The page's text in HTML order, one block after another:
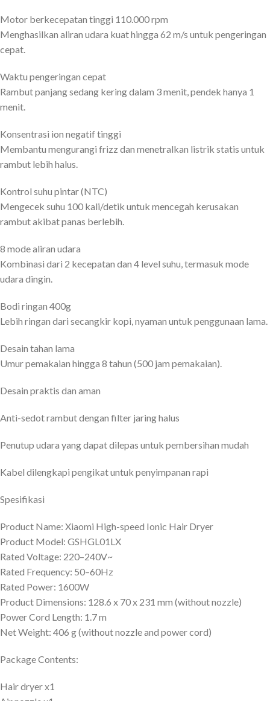
Motor berkecepatan tinggi 110.000 rpm
Menghasilkan aliran udara kuat hingga 62 m/s untuk pengeringan
cepat.
Waktu pengeringan cepat
Rambut panjang sedang kering dalam 3 menit, pendek hanya 1
menit.
Konsentrasi ion negatif tinggi
Membantu mengurangi frizz dan menetralkan listrik statis untuk
rambut lebih halus.
Kontrol suhu pintar (NTC)
Mengecek suhu 100 kali/detik untuk mencegah kerusakan
rambut akibat panas berlebih.
8 mode aliran udara
Kombinasi dari 2 kecepatan dan 4 level suhu, termasuk mode
udara dingin.
Bodi ringan 400g
Lebih ringan dari secangkir kopi, nyaman untuk penggunaan lama.
Desain tahan lama
Umur pemakaian hingga 8 tahun (500 jam pemakaian).
Desain praktis dan aman
Anti-sedot rambut dengan filter jaring halus
Penutup udara yang dapat dilepas untuk pembersihan mudah
Kabel dilengkapi pengikat untuk penyimpanan rapi
Spesifikasi
Product Name: Xiaomi High-speed Ionic Hair Dryer
Product Model: GSHGL01LX
Rated Voltage: 220–240V~
Rated Frequency: 50–60Hz
Rated Power: 1600W
Product Dimensions: 128.6 x 70 x 231 mm (without nozzle)
Power Cord Length: 1.7 m
Net Weight: 406 g (without nozzle and power cord)
Package Contents:
Hair dryer x1